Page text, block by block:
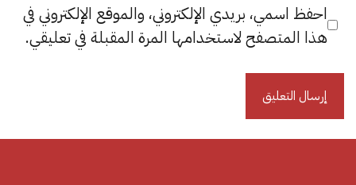
احفظ اسمي، بريدي الإلكتروني، والموقع الإلكتروني في
هذا المتصفح لاستخدامها المرة المقبلة في تعليقي.